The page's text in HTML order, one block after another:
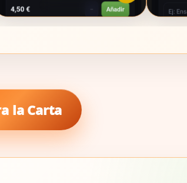
la Carta